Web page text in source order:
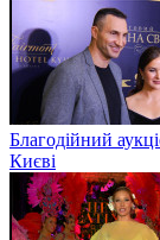
Благодійний
Києві